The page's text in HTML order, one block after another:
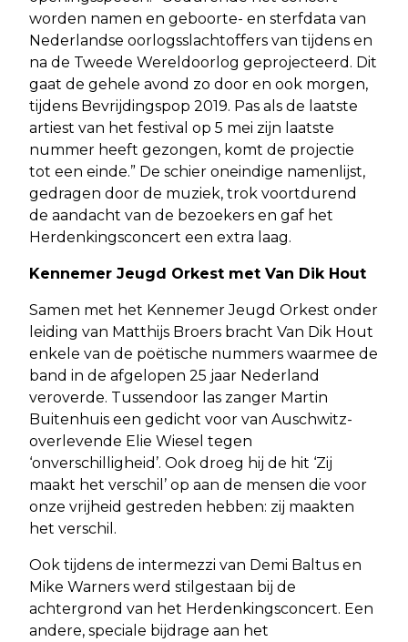
worden namen en geboorte- en sterfdata van
Nederlandse oorlogsslachtoffers van tijdens en
na de Tweede Wereldoorlog geprojecteerd. Dit
gaat de gehele avond zo door en ook morgen,
tijdens Bevrijdingspop 2019. Pas als de laatste
artiest van het festival op 5 mei zijn laatste
nummer heeft gezongen, komt de projectie
tot een einde.” De schier oneindige namenlijst,
gedragen door de muziek, trok voortdurend
de aandacht van de bezoekers en gaf het
Herdenkingsconcert een extra laag.
Kennemer Jeugd Orkest met Van Dik Hout
Samen met het Kennemer Jeugd Orkest onder
leiding van Matthijs Broers bracht Van Dik Hout
enkele van de poëtische nummers waarmee de
band in de afgelopen 25 jaar Nederland
veroverde. Tussendoor las zanger Martin
Buitenhuis een gedicht voor van Auschwitz-
overlevende Elie Wiesel tegen
‘onverschilligheid’. Ook droeg hij de hit ‘Zij
maakt het verschil’ op aan de mensen die voor
onze vrijheid gestreden hebben: zij maakten
het verschil.
Ook tijdens de intermezzi van Demi Baltus en
Mike Warners werd stilgestaan bij de
achtergrond van het Herdenkingsconcert. Een
andere, speciale bijdrage aan het